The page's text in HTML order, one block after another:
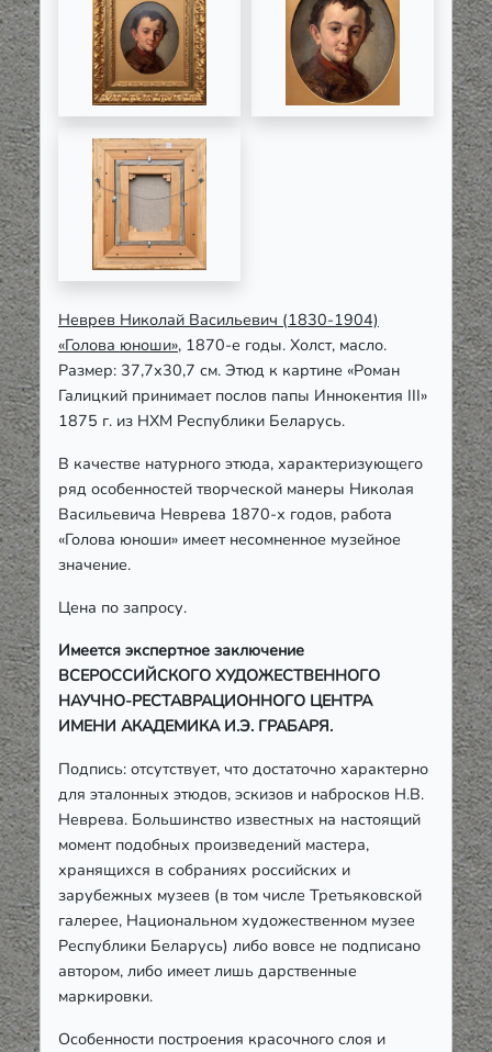
Неврев Николай Васильевич (1830-1904)
«Голова юноши», 1870-е годы. Холст, масло.
Размер: 37,7х30,7 см. Этюд к картине «Роман
Галицкий принимает послов папы Иннокентия ІІІ»
1875 г. из НХМ Республики Беларусь.
В качестве натурного этюда, характеризующего
ряд особенностей творческой манеры Николая
Васильевича Неврева 1870-х годов, работа
«Голова юноши» имеет несомненное музейное
значение.
Цена по запросу.
Имеется экспертное заключение
ВСЕРОССИЙСКОГО ХУДОЖЕСТВЕННОГО
НАУЧНО-РЕСТАВРАЦИОННОГО ЦЕНТРА
ИМЕНИ АКАДЕМИКА И.Э. ГРАБАРЯ.
Подпись: отсутствует, что достаточно характерно
для эталонных этюдов, эскизов и набросков Н.В.
Неврева. Большинство известных на настоящий
момент подобных произведений мастера,
хранящихся в собраниях российских и
зарубежных музеев (в том числе Третьяковской
галерее, Национальном художественном музее
Республики Беларусь) либо вовсе не подписано
автором, либо имеет лишь дарственные
маркировки.
Особенности построения красочного слоя и